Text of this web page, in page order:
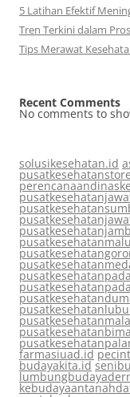
5 Latihan Efektif
Tren Terkini dalam
Tips Merawat
Recent Comments
No comments to
solusikesehatan.id
farmasiuad.id
budayakita.id